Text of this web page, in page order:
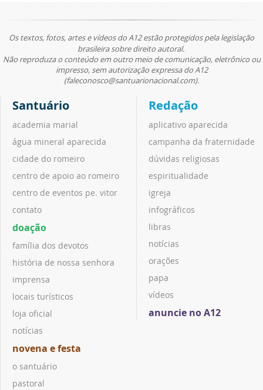
Os textos, fotos, artes e vídeos do A12 estão protegidos pela legislação
brasileira sobre direito autoral.
Não reproduza o conteúdo em outro meio de comunicação, eletrônico ou
impresso, sem autorização expressa do A12
(faleconosco@santuarionacional.com).
Santuário
academia marial
água mineral aparecida
cidade do romeiro
centro de apoio ao romeiro
centro de eventos pe. vitor
contato
doação
família dos devotos
história de nossa senhora
imprensa
locais turísticos
loja oficial
notícias
novena e festa
o santuário
pastoral
Redação
aplicativo aparecida
campanha da fraternidade
dúvidas religiosas
espiritualidade
igreja
infográficos
libras
notícias
orações
papa
vídeos
anuncie no A12